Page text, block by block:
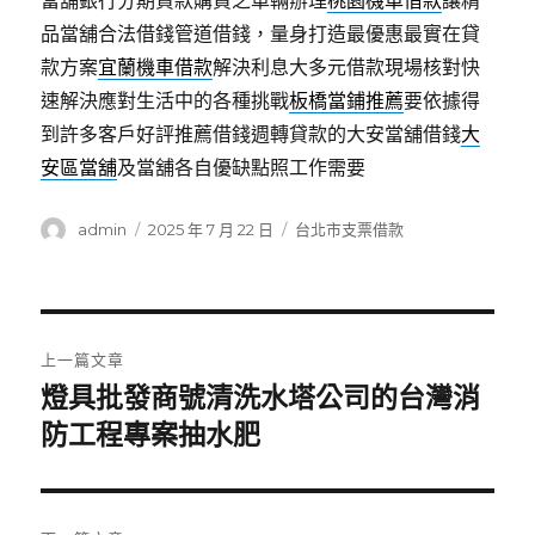
品當舖合法借錢管道借錢，量身打造最優惠最實在貸
款方案宜蘭機車借款解決利息大多元借款現場核對快
速解決應對生活中的各種挑戰板橋當鋪推薦要依據得
到許多客戶好評推薦借錢週轉貸款的大安當舖借錢大
安區當舖及當舖各自優缺點照工作需要
作
admin
發
2025 年 7 月 22 日
分
台北市支票借款
章
導
覽
上一篇文章
上
一
文
章:
燈具批發商號清洗水塔公司的台灣消
防工程專案抽水肥